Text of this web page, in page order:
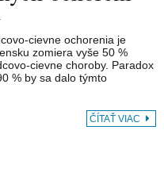
cievne ochorenia je
zomiera vyše 50 %
cievne choroby. Paradox
% by sa dalo týmto
ČÍTAŤ VIAC